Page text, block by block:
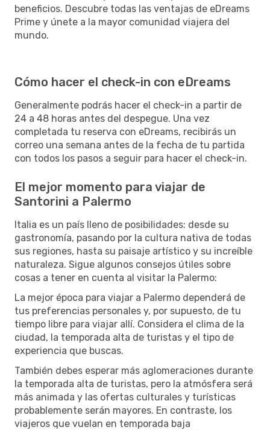
beneficios. Descubre todas las ventajas de eDreams
Prime y únete a la mayor comunidad viajera del
mundo.
Cómo hacer el check-in con eDreams
Generalmente podrás hacer el check-in a partir de
24 a 48 horas antes del despegue. Una vez
completada tu reserva con eDreams, recibirás un
correo una semana antes de la fecha de tu partida
con todos los pasos a seguir para hacer el check-in.
El mejor momento para viajar de
Santorini a Palermo
Italia es un país lleno de posibilidades: desde su
gastronomía, pasando por la cultura nativa de todas
sus regiones, hasta su paisaje artístico y su increíble
naturaleza. Sigue algunos consejos útiles sobre
cosas a tener en cuenta al visitar la Palermo:
La mejor época para viajar a Palermo dependerá de
tus preferencias personales y, por supuesto, de tu
tiempo libre para viajar allí. Considera el clima de la
ciudad, la temporada alta de turistas y el tipo de
experiencia que buscas.
También debes esperar más aglomeraciones durante
la temporada alta de turistas, pero la atmósfera será
más animada y las ofertas culturales y turísticas
probablemente serán mayores. En contraste, los
viajeros que vuelan en temporada baja